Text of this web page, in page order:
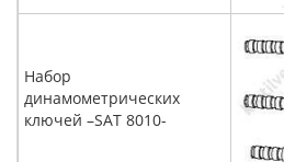
Набор
динамометрических
ключей –SAT 8010-